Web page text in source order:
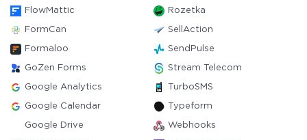
FlowMattic Rozetka
FormCan SellAction
Formaloo SendPulse
GoZen Forms Stream Telecom
Google Analytics TurboSMS
Google Calendar Typeform
Google Drive Webhooks